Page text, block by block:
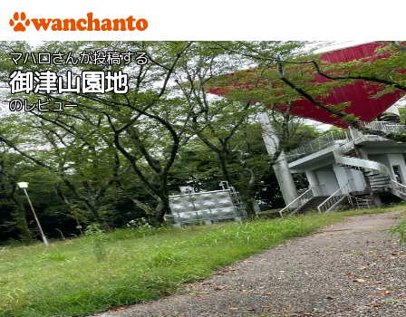
マハロさんが投稿する
御津山園地
のレビュー